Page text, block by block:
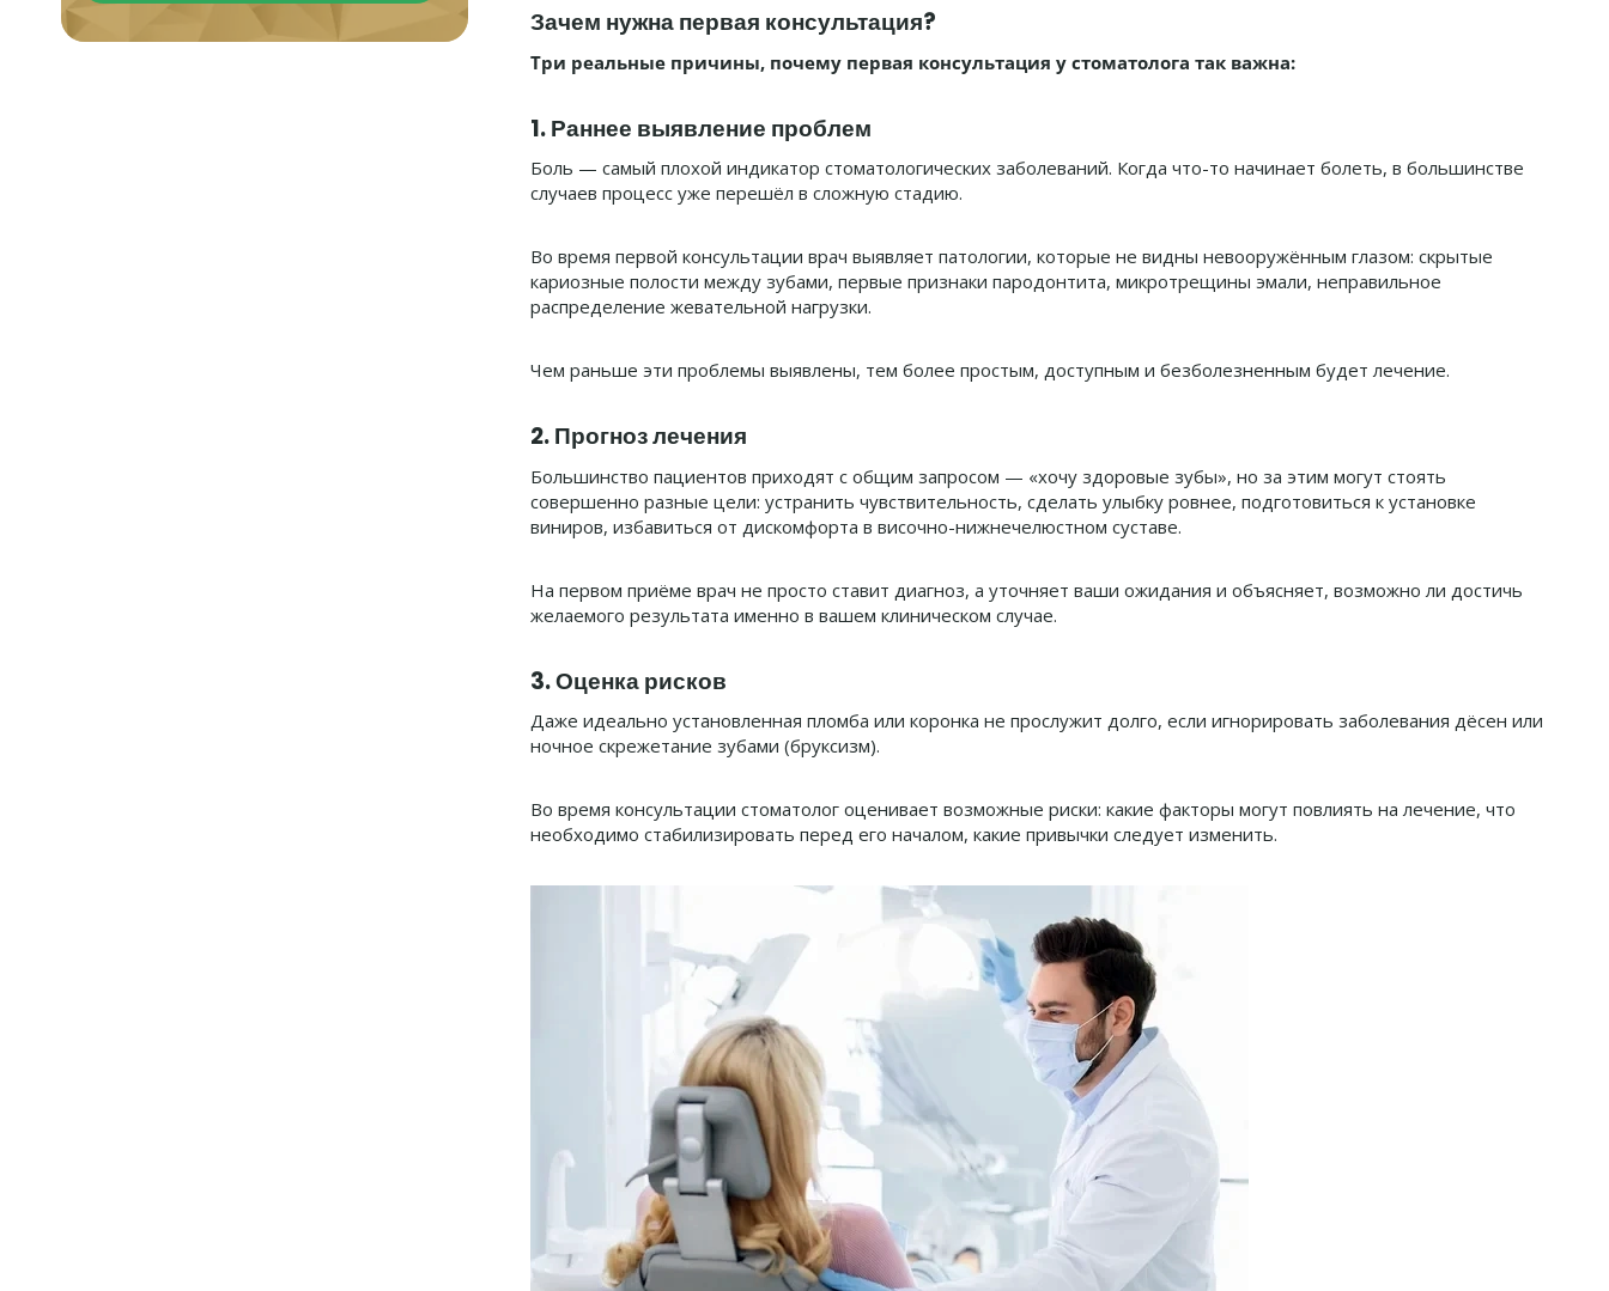
Зачем нужна первая консультация?
Три реальные причины, почему первая консультация у стоматолога так важна:
1. Раннее выявление проблем
Боль — самый плохой индикатор стоматологических заболеваний. Когда что-то начинает болеть, в большинстве
случаев процесс уже перешёл в сложную стадию.
Во время первой консультации врач выявляет патологии, которые не видны невооружённым глазом: скрытые
кариозные полости между зубами, первые признаки пародонтита, микротрещины эмали, неправильное
распределение жевательной нагрузки.
Чем раньше эти проблемы выявлены, тем более простым, доступным и безболезненным будет лечение.
2. Прогноз лечения
Большинство пациентов приходят с общим запросом — «хочу здоровые зубы», но за этим могут стоять
совершенно разные цели: устранить чувствительность, сделать улыбку ровнее, подготовиться к установке
виниров, избавиться от дискомфорта в височно-нижнечелюстном суставе.
На первом приёме врач не просто ставит диагноз, а уточняет ваши ожидания и объясняет, возможно ли достичь
желаемого результата именно в вашем клиническом случае.
3. Оценка рисков
Даже идеально установленная пломба или коронка не прослужит долго, если игнорировать заболевания дёсен или
ночное скрежетание зубами (бруксизм).
Во время консультации стоматолог оценивает возможные риски: какие факторы могут повлиять на лечение, что
необходимо стабилизировать перед его началом, какие привычки следует изменить.